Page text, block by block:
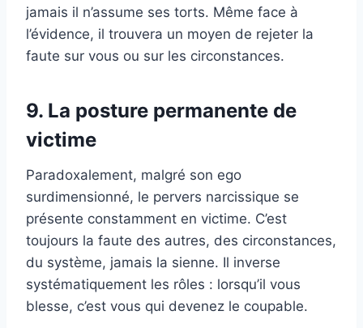
jamais il n’assume ses torts. Même face à
l’évidence, il trouvera un moyen de rejeter la
faute sur vous ou sur les circonstances.
9. La posture permanente de
victime
Paradoxalement, malgré son ego
surdimensionné, le pervers narcissique se
présente constamment en victime. C’est
toujours la faute des autres, des circonstances,
du système, jamais la sienne. Il inverse
systématiquement les rôles : lorsqu’il vous
blesse, c’est vous qui devenez le coupable.